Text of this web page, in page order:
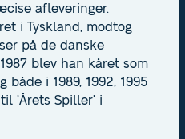
afleveringer.
i Tyskland, modtog
på de danske
blev han kåret som
både i 1989, 1992, 1995
’Årets Spiller’ i